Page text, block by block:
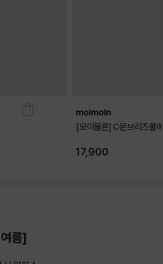
moimoln
[모이몰른] C문브리즈쿨
17,900
름]